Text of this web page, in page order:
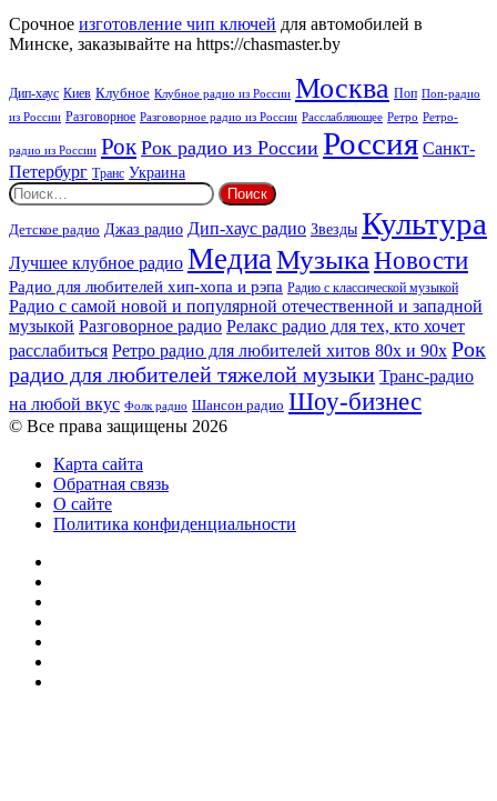
Срочное изготовление чип ключей для автомобилей в
Минске, заказывайте на https://chasmaster.by
Дип-хаус Киев Клубное Клубное радио из России Москва Поп Поп-радио
из России Разговорное Разговорное радио из России Расслабляющее Ретро Ретро-
радио из России Рок Рок радио из России Россия Санкт-
Петербург Транс Украина
Найти:
Детское радио Джаз радио Дип-хаус радио Звезды Культура
Лучшее клубное радио Медиа МузыкаНовости
Радио для любителей хип-хопа и рэпа Радио с классической музыкой
Радио с самой новой и популярной отечественной и западной
музыкой Разговорное радио Релакс радио для тех, кто хочет
расслабиться Ретро радио для любителей хитов 80х и 90х Рок
радио для любителей тяжелой музыки Транс-радио
на любой вкус Фолк радио Шансон радио Шоу-бизнес
© Все права защищены 2026
Карта сайта
Обратная связь
О сайте
Политика конфиденциальности